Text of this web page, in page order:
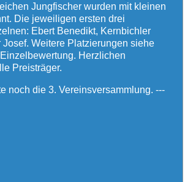
Jungfischer wurden mit kleinen
Die jeweiligen ersten drei
Ebert Benedikt, Kernbichler
Josef. Weitere Platzierungen siehe
Herzlichen
Preisträger.
noch die 3. Vereinsversammlung. ---